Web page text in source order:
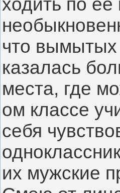
что
казалась
места, где
ом классе
себя
их мужские